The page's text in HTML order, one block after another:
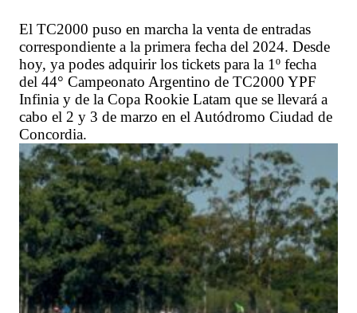
El TC2000 puso en marcha la venta de entradas
correspondiente a la primera fecha del 2024. Desde
hoy, ya podes adquirir los tickets para la 1º fecha
del 44° Campeonato Argentino de TC2000 YPF
Infinia y de la Copa Rookie Latam que se llevará a
cabo el 2 y 3 de marzo en el Autódromo Ciudad de
Concordia.